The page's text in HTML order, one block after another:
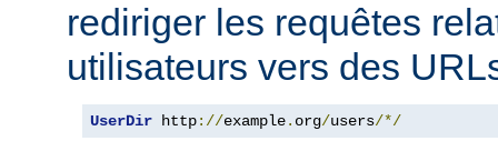
rediriger les requêtes
utilisateurs vers des
UserDir http://example. org/users/*/